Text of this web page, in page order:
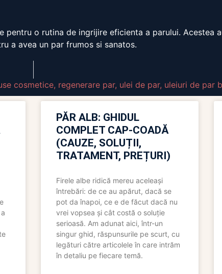
pentru o rutina de ingrijire eficienta a parului. Acestea
a avea un par frumos si sanatos.
cosmetice, regenerare par, ulei de par, uleiuri de par
PĂR ALB: GHIDUL
COMPLET CAP-COADĂ
(CAUZE, SOLUȚII,
TRATAMENT, PREȚURI)
Firele albe ridică mereu aceleași
întrebări: de ce au apărut, dacă se
pot da înapoi, ce e de făcut dacă nu
vrei vopsea și cât costă o soluție
serioasă. Am adunat aici, într-un
singur ghid, răspunsurile pe scurt, cu
legături către articolele în care intrăm
în detaliu pe fiecare temă.